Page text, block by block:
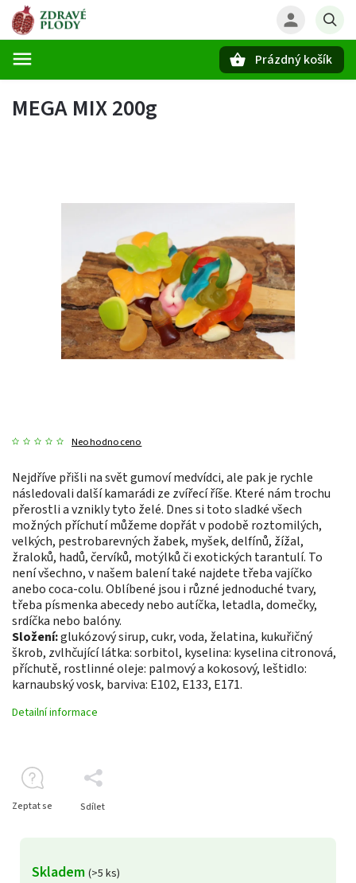
Prázdný košík
MEGA MIX 200g
Neohodnoceno
Skladem (>5 ks)
Nejdříve přišli na svět gumoví medvídci, ale pak je rychle
následovali další kamarádi ze zvířecí říše. Které nám trochu
přerostli a vznikly tyto želé. Dnes si toto sladké všech
možných příchutí můžeme dopřát v podobě roztomilých,
velkých, pestrobarevných žabek, myšek, delfínů, žížal,
žraloků, hadů, červíků, motýlků či exotických tarantulí. To
není všechno, v našem balení také najdete třeba vajíčko
anebo coca-colu. Oblíbené jsou i různé jednoduché tvary,
třeba písmenka abecedy nebo autíčka, letadla, domečky,
srdíčka nebo balóny.
Složení:glukózový sirup, cukr, voda, želatina, kukuřičný
škrob, zvlhčující látka: sorbitol, kyselina: kyselina citronová,
příchutě, rostlinné oleje: palmový a kokosový, leštidlo:
karnaubský vosk, barviva: E102, E133, E171.
Detailní informace
Zeptat se Sdílet